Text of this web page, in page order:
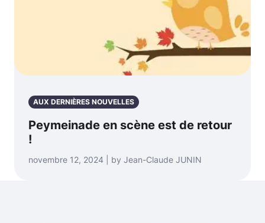
AUX DERNIÈRES NOUVELLES
Peymeinade en scène est de retour
!
novembre 12, 2024 | by Jean-Claude JUNIN